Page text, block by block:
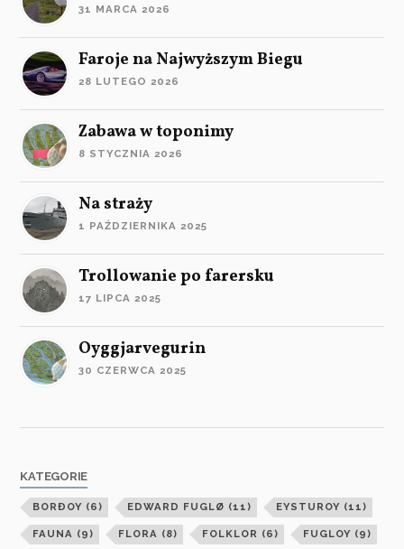
31 MARCA 2026
Faroje na Najwyższym Biegu
28 LUTEGO 2026
Zabawa w toponimy
8 STYCZNIA 2026
Na straży
1 PAŹDZIERNIKA 2025
Trollowanie po farersku
17 LIPCA 2025
Oyggjarvegurin
30 CZERWCA 2025
KATEGORIE
BORÐOY (6) EDWARD FUGLØ (11) EYSTUROY (11)
FAUNA (9) FLORA (8) FOLKLOR (6) FUGLOY (9)